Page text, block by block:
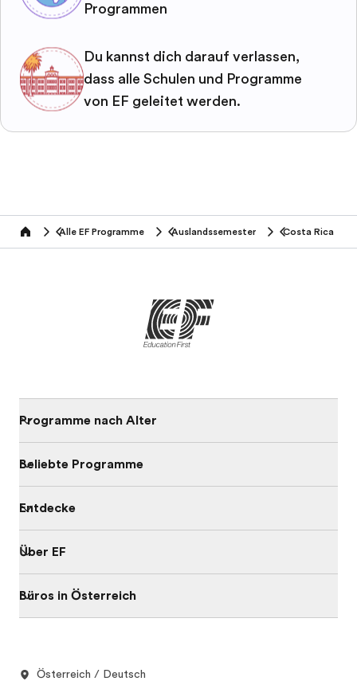
Programmen
Du kannst dich darauf verlassen,
dass alle Schulen und Programme
von EF geleitet werden.
home Alle EF Programme Auslandssemester Costa Rica
Programme nach Alter
Beliebte Programme
Entdecke
Über EF
Büros in Österreich
Österreich / Deutsch